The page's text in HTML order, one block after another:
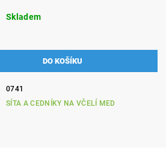
Skladem
0741
SÍTA A CEDNÍKY NA VČELÍ MED